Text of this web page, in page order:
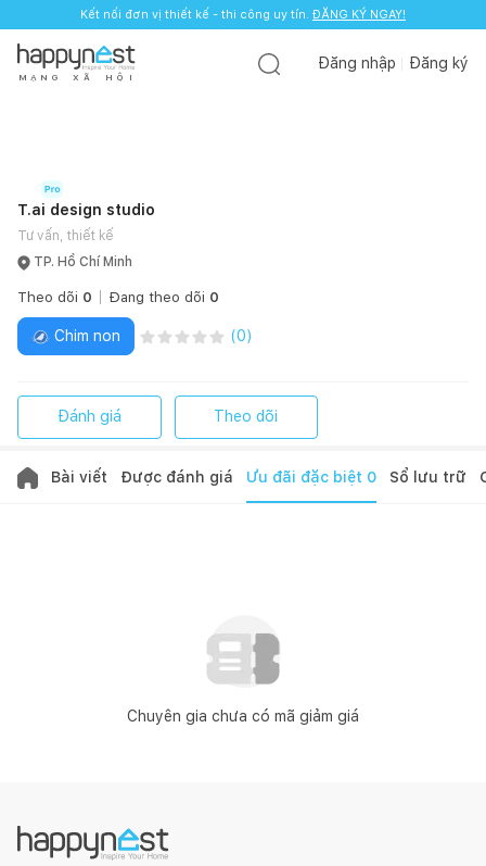
Kết nối đơn vị thiết kế - thi công uy tín. ĐĂNG KÝ NGAY!
M Ạ N G X Ã H Ộ I
Đăng nhập Đăng ký
T.ai design studio
Tư vấn, thiết kế
TP. Hồ Chí Minh
Theo dõi 0 Đang theo dõi 0
Chim non (0)
Đánh giá Theo dõi
Bài viết Được đánh giá Ưu đãi đặc biệt 0 Sổ lưu trữ
Chuyên gia chưa có mã giảm giá